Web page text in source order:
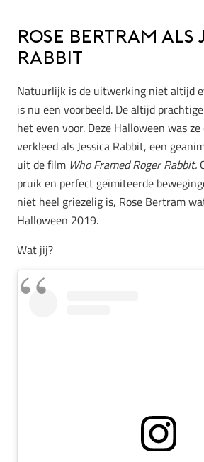
Rose Bertram als
Rabbit
Natuurlijk is de uitwerking niet altijd
is nu een voorbeeld. De altijd
het even voor. Deze Halloween was
verkleed als Jessica Rabbit, een
uit de film Who Framed Roger Rabbit.
pruik en perfect geïmiteerde
niet heel griezelig is, Rose Bertram
Halloween 2019.
Wat jij?